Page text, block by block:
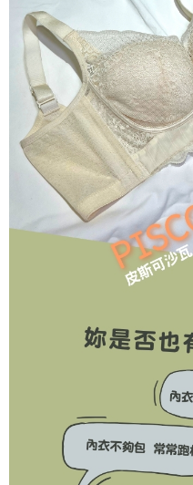
澳門直送- 順豐海外